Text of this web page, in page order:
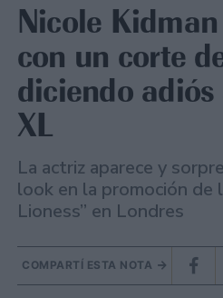
Nicole
con un corte
diciendo
XL
La actriz aparece y
look en la promoción de
Lioness” en Londres
COMPARTÍ ESTA NOTA